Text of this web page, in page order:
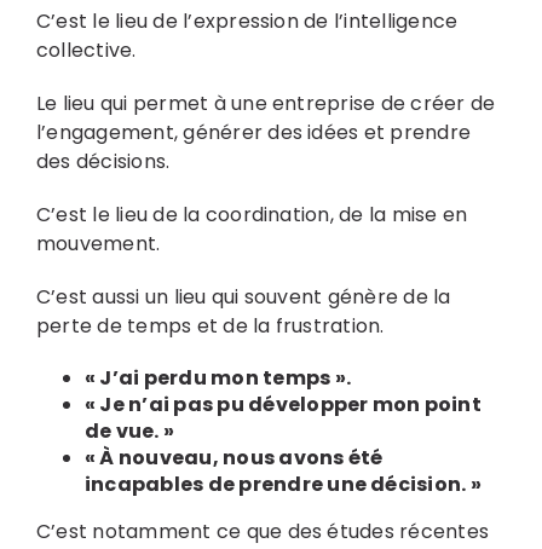
C’est le lieu de l’expression de l’intelligence
collective.
Le lieu qui permet à une entreprise de créer de
l’engagement, générer des idées et prendre
des décisions.
C’est le lieu de la coordination, de la mise en
mouvement.
C’est aussi un lieu qui souvent génère de la
perte de temps et de la frustration.
« J’ai perdu mon temps ».
« Je n’ai pas pu développer mon point
de vue. »
« À nouveau, nous avons été
incapables de prendre une décision. »
C’est notamment ce que des études récentes